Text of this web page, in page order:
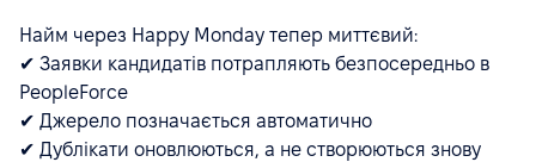
Найм через Happy Monday тепер миттєвий:
✔ Заявки кандидатів потрапляють безпосередньо в
PeopleForce
✔ Джерело позначається автоматично
✔ Дублікати оновлюються, а не створюються знову